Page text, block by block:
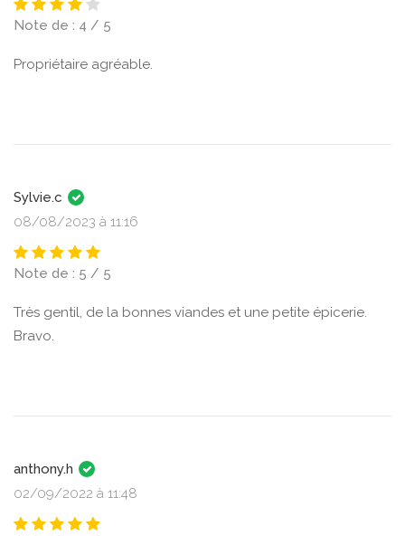
Note de : 4 / 5
Propriétaire agréable.
Sylvie.c
08/08/2023 à 11:16
Note de : 5 / 5
Très gentil, de la bonnes viandes et une petite épicerie.
Bravo.
anthony.h
02/09/2022 à 11:48